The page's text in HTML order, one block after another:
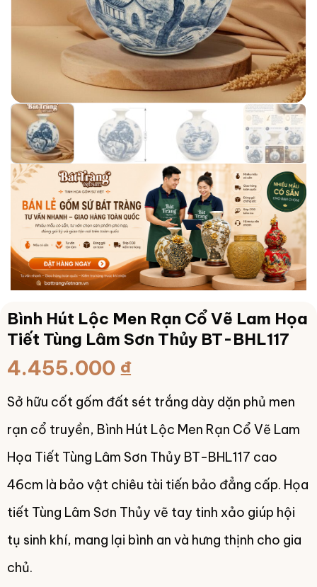
Bình Hút Lộc Men Rạn Cổ Vẽ Lam Họa
Tiết Tùng Lâm Sơn Thủy BT-BHL117
4.455.000 ₫
Sở hữu cốt gốm đất sét trắng dày dặn phủ men
rạn cổ truyền, Bình Hút Lộc Men Rạn Cổ Vẽ Lam
Họa Tiết Tùng Lâm Sơn Thủy BT-BHL117 cao
46cm là bảo vật chiêu tài tiến bảo đẳng cấp. Họa
tiết Tùng Lâm Sơn Thủy vẽ tay tinh xảo giúp hội
tụ sinh khí, mang lại bình an và hưng thịnh cho gia
chủ.